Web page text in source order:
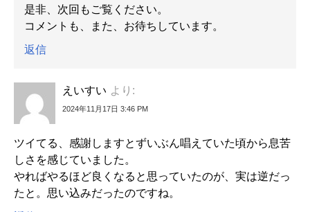
是非、次回もご覧ください。
コメントも、また、お待ちしています。
返信
えいすい より:
2024年11月17日 3:46 PM
ツイてる、感謝しますとずいぶん唱えていた頃から息苦
しさを感じていました。
やればやるほど良くなると思っていたのが、実は逆だっ
たと。思い込みだったのですね。